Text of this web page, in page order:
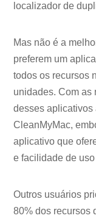
localizador de
Mas não é a
preferem um
todos os recursos
unidades. Com as
desses aplicativos
CleanMyMac,
aplicativo que
e facilidade de
Outros usuários
80% dos recursos